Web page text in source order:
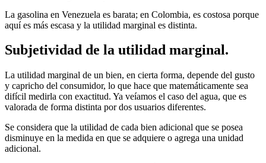
La gasolina en Venezuela es barata; en Colombia, es costosa porque
aquí es más escasa y la utilidad marginal es distinta.
Subjetividad de la utilidad marginal.
La utilidad marginal de un bien, en cierta forma, depende del gusto
y capricho del consumidor, lo que hace que matemáticamente sea
difícil medirla con exactitud. Ya veíamos el caso del agua, que es
valorada de forma distinta por dos usuarios diferentes.
Se considera que la utilidad de cada bien adicional que se posea
disminuye en la medida en que se adquiere o agrega una unidad
adicional.